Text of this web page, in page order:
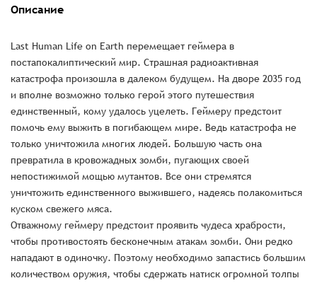
Описание
Last Human Life on Earth перемещает геймера в
постапокалиптический мир. Страшная радиоактивная
катастрофа произошла в далеком будущем. На дворе 2035 год
и вполне возможно только герой этого путешествия
единственный, кому удалось уцелеть. Геймеру предстоит
помочь ему выжить в погибающем мире. Ведь катастрофа не
только уничтожила многих людей. Большую часть она
превратила в кровожадных зомби, пугающих своей
непостижимой мощью мутантов. Все они стремятся
уничтожить единственного выжившего, надеясь полакомиться
куском свежего мяса.
Отважному геймеру предстоит проявить чудеса храбрости,
чтобы противостоять бесконечным атакам зомби. Они редко
нападают в одиночку. Поэтому необходимо запастись большим
количеством оружия, чтобы сдержать натиск огромной толпы